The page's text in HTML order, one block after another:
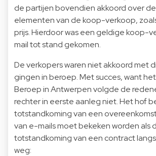
de partijen bovendien akkoord over
elementen van de koop-verkoop,
prijs. Hierdoor was een geldige koop-
mail tot stand gekomen.
De verkopers waren niet akkoord met
gingen in beroep. Met succes, want
Beroep in Antwerpen volgde de
rechter in eerste aanleg niet. Het hof
totstandkoming van een
van e-mails moet bekeken worden als
totstandkoming van een contract
weg: